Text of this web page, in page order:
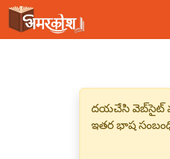
దయచేసి వెబ్‌సైట్
ఇతర భాష